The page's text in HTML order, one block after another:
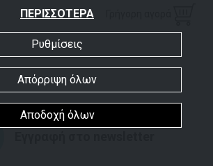
ΠΕΡΙΣΣΟΤΕΡΑ
Ρυθμίσεις
Απόρριψη όλων
Αποδοχή όλων